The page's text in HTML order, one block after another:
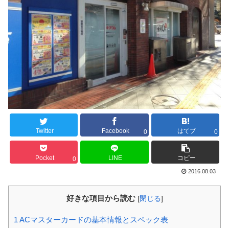
Twitter Facebook 0 はてブ 0
Pocket 0 LINE コピー
2016.08.03
好きな項目から読む [閉じる]
1 ACマスターカードの基本情報とスペック表